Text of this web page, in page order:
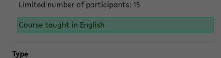
Limited number of participants: 15
Course taught in English